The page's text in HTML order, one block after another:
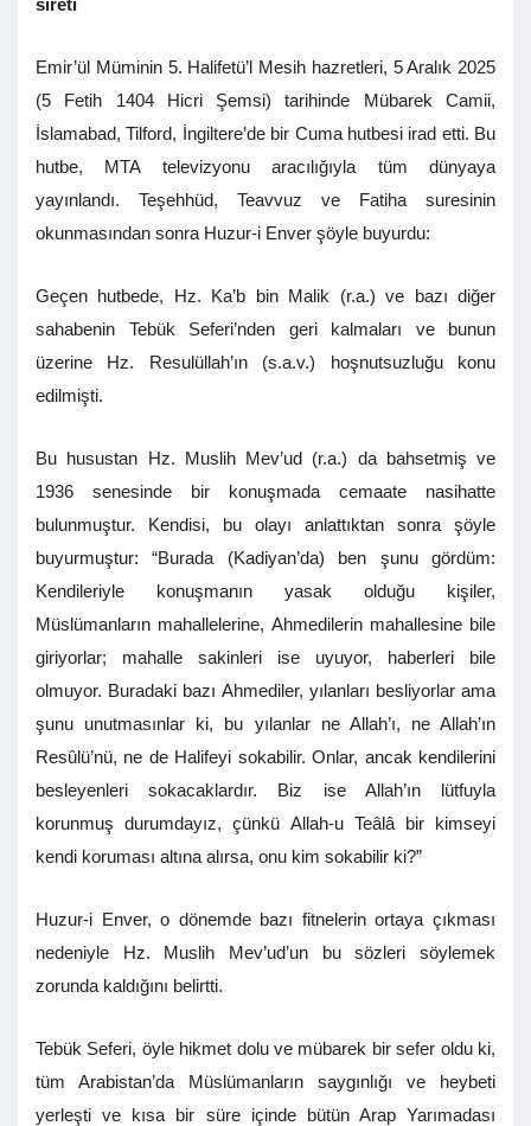
sireti
Emir’ül Müminin 5. Halifetü’l Mesih hazretleri, 5 Aralık 2025
(5 Fetih 1404 Hicri Şemsi) tarihinde Mübarek Camii,
İslamabad, Tilford, İngiltere’de bir Cuma hutbesi irad etti. Bu
hutbe, MTA televizyonu aracılığıyla tüm dünyaya
yayınlandı. Teşehhüd, Teavvuz ve Fatiha suresinin
okunmasından sonra Huzur-i Enver şöyle buyurdu:
Geçen hutbede, Hz. Ka’b bin Malik (r.a.) ve bazı diğer
sahabenin Tebük Seferi’nden geri kalmaları ve bunun
üzerine Hz. Resulüllah’ın (s.a.v.) hoşnutsuzluğu konu
edilmişti.
Bu husustan Hz. Muslih Mev’ud (r.a.) da bahsetmiş ve
1936 senesinde bir konuşmada cemaate nasihatte
bulunmuştur. Kendisi, bu olayı anlattıktan sonra şöyle
buyurmuştur: “Burada (Kadiyan’da) ben şunu gördüm:
Kendileriyle konuşmanın yasak olduğu kişiler,
Müslümanların mahallelerine, Ahmedilerin mahallesine bile
giriyorlar; mahalle sakinleri ise uyuyor, haberleri bile
olmuyor. Buradaki bazı Ahmediler, yılanları besliyorlar ama
şunu unutmasınlar ki, bu yılanlar ne Allah’ı, ne Allah’ın
Resûlü’nü, ne de Halifeyi sokabilir. Onlar, ancak kendilerini
besleyenleri sokacaklardır. Biz ise Allah’ın lütfuyla
korunmuş durumdayız, çünkü Allah-u Teâlâ bir kimseyi
kendi koruması altına alırsa, onu kim sokabilir ki?”
Huzur-i Enver, o dönemde bazı fitnelerin ortaya çıkması
nedeniyle Hz. Muslih Mev’ud’un bu sözleri söylemek
zorunda kaldığını belirtti.
Tebük Seferi, öyle hikmet dolu ve mübarek bir sefer oldu ki,
tüm Arabistan’da Müslümanların saygınlığı ve heybeti
yerleşti ve kısa bir süre içinde bütün Arap Yarımadası